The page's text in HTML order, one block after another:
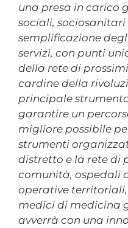
una presa in carico
sociali, sociosanitari
semplificazione
servizi, con punti
della rete di
cardine della
principale
garantire un
migliore possibile
strumenti
distretto e la rete di
comunità, ospedali
operative
medici di medicina
avverrà con una